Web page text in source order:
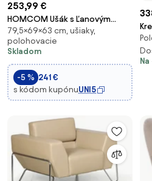
253,99 €
HOMCOM Ušák s Ľanovým
Vzhľadom, S Podrúčkami,
Polstrovaný Relaxačný Kreslo s
Drevenými Nohami, pre
Obývačku a Spálňu, Krémovo
Biela | Aosom
79,5×69×63 cm, ušiaky,
polohovacie
Skladom
-5 % 241 €
s kódom kupónuUNI5
+